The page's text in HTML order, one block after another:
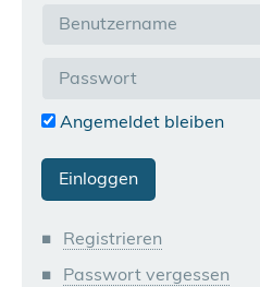
Angemeldet bleiben
Registrieren
Passwort vergessen